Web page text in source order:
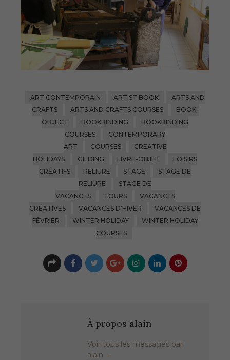
ART CONTEMPORAIN ARTIST BOOK
ARTS AND
CRAFTS
ARTS AND CRAFTS COURSES
BOOK-
OBJECT
BOOKBINDING
BOOKBINDING
COURSES
CONTEMPORARY
ART
COURSES
CREATIVE
HOLIDAYS
GILDING LIVRE-OBJET
LOISIRS
CRÉATIFS
RELIURE STAGE
STAGE DE
RELIURE
STAGE DE
VACANCES
TOURS
VACANCES
CRÉATIVES
VACANCES D'HIVER
VACANCES DE
FÉVRIER
WINTER HOLIDAY
WINTER HOLIDAY
COURSES
À propos alain
Voir tous les messages par
alain →